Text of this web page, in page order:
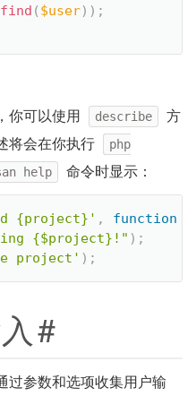
find ( $user) ) ;
你可以使用 describe
方
将会在你执行
php
help 命令时显示：
{project}' , function
{$project}!" ) ;
project' ) ;
#
过参数和选项收集用户输